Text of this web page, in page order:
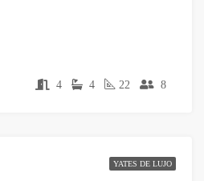
4 4 22 8
YATES DE LUJO